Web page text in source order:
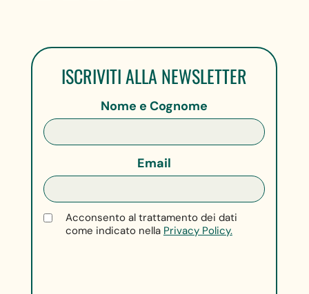
ISCRIVITI ALLA NEWSLETTER
Nome e Cognome
Email
Acconsento al trattamento dei dati
come indicato nella Privacy Policy.